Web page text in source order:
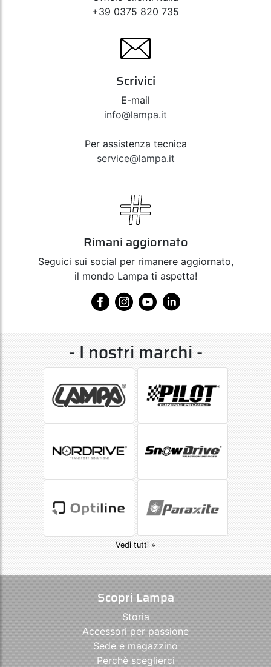
+39 0375 820 735
Scrivici
E-mail
info@lampa.it
Per assistenza tecnica
service@lampa.it
Rimani aggiornato
Seguici sui social per rimanere aggiornato,
il mondo Lampa ti aspetta!
- I nostri marchi -
Vedi tutti »
Scopri Lampa
Storia
Accessori per passione
Sede e magazzino
Perchè sceglierci